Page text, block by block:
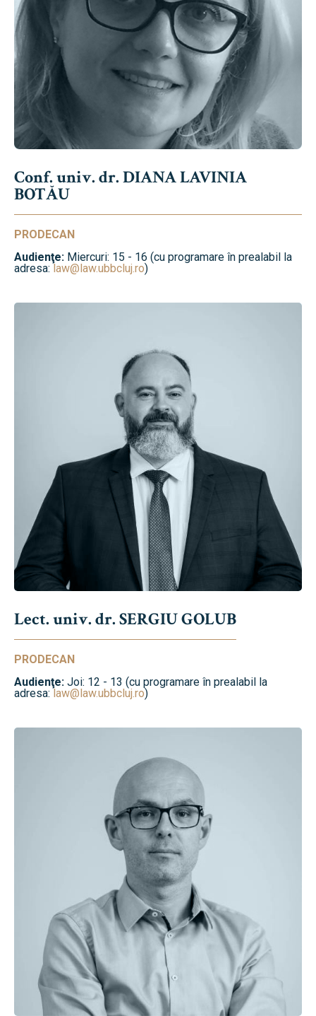
Conf. univ. dr. DIANA LAVINIA
BOTĂU
PRODECAN
Audienţe: Miercuri: 15 - 16 (cu programare în prealabil la
adresa: law@law.ubbcluj.ro)
Lect. univ. dr. SERGIU GOLUB
PRODECAN
Audienţe: Joi: 12 - 13 (cu programare în prealabil la
adresa:law@law.ubbcluj.ro)